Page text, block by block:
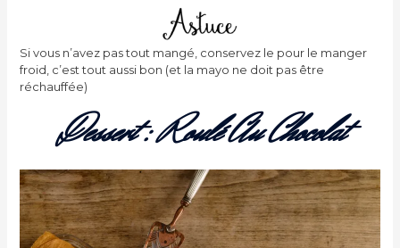
Si vous n’avez pas tout mangé, conservez le pour le manger
froid, c’est tout aussi bon (et la mayo ne doit pas être
réchauffée)
Dessert : Roulé Au Chocolat